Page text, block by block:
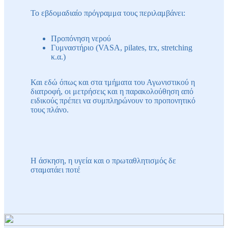
Το εβδομαδιαίο πρόγραμμα τους περιλαμβάνει:
Προπόνηση νερού
Γυμναστήριο (VASA, pilates, trx, stretching
κ.α.)
Και εδώ όπως και στα τμήματα του Αγωνιστικού η
διατροφή, οι μετρήσεις και η παρακολούθηση από
ειδικούς πρέπει να συμπληρώνουν το προπονητικό
τους πλάνο.
Η άσκηση, η υγεία και ο πρωταθλητισμός δε
σταματάει ποτέ